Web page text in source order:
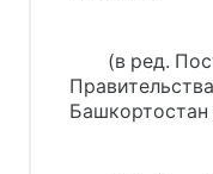
(в ред.
Башкортостан